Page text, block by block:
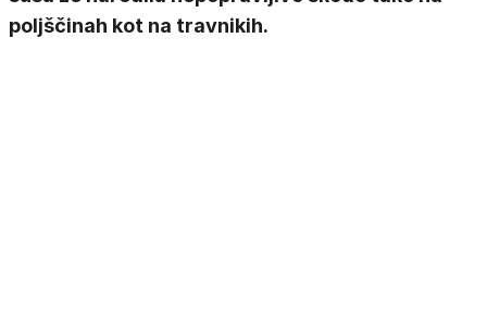
poljščinah kot na travnikih.